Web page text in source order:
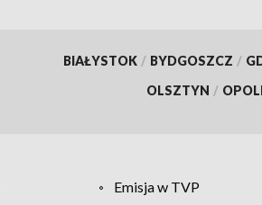
BIAŁYSTOK / BYDGOSZCZ /
OLSZTYN /
Emisja w TVP